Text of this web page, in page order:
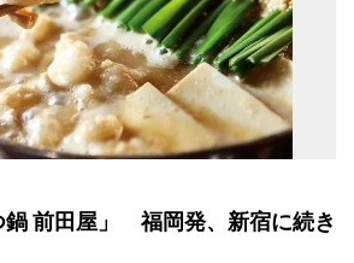
鍋 前田屋」 福岡発、新宿に続き